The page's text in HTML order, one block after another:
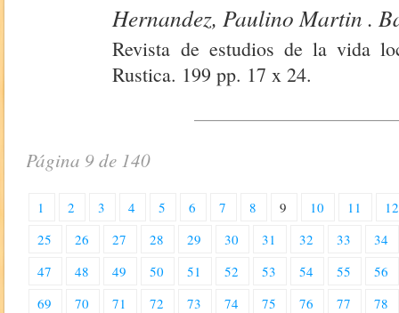
Hernandez, Paulino Martin .
Revista de estudios de la vida
Rustica. 199 pp. 17 x 24.
Página 9 de 140
1 2 3 4 5 6 7 8 9 10 11
12
25
26 27 28 29 30 31 32 33
34
47
48 49 50 51 52 53 54 55
56
69
70 71 72 73 74 75 76 77
78